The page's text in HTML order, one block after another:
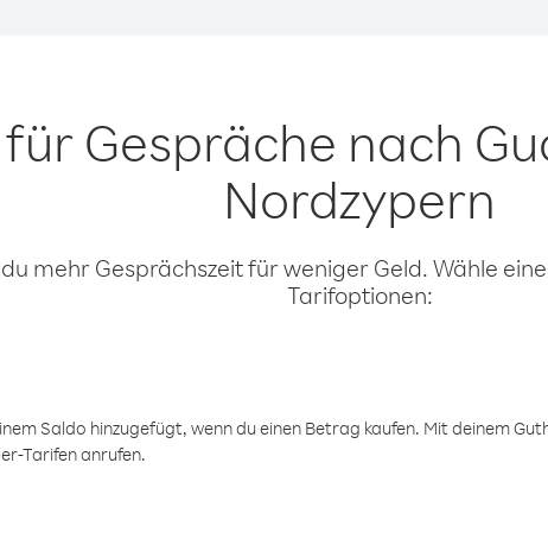
Gespräche nach
Nordzypern
mehr Gesprächszeit für weniger Geld. Wähle
Tarifoptionen:
Saldo hinzugefügt, wenn du einen Betrag kaufen. Mit deinem
Tarifen anrufen.